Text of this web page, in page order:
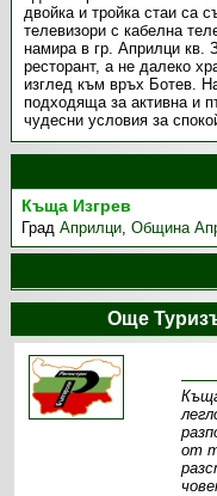
двойка и тройка стаи са
телевизори с кабелна
намира в гр. Априлци кв.
ресторант, а не далеко
изглед към връх Ботев.
подходяща за активна и
чудесни условия за
Къща Изгрев
ГрадАприлци,Община
Още
от